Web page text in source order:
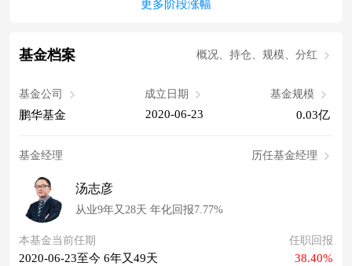
更多阶段涨幅
基金档案 概况、持仓、规模、分红
基金公司
鹏华基金
成立日期
2020-06-23
基金规模
0.03亿
基金经理 历任基金经理
汤志彦
从业9年又28天 年化回报7.77%
本基金当前任期
2020-06-23至今 6年又49天
任职回报
38.40%